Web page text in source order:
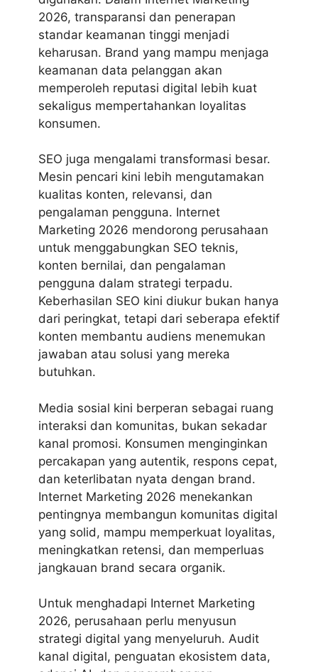
2026, transparansi dan penerapan
standar keamanan tinggi menjadi
keharusan. Brand yang mampu menjaga
keamanan data pelanggan akan
memperoleh reputasi digital lebih kuat
sekaligus mempertahankan loyalitas
konsumen.
SEO juga mengalami transformasi besar.
Mesin pencari kini lebih mengutamakan
kualitas konten, relevansi, dan
pengalaman pengguna. Internet
Marketing 2026 mendorong perusahaan
untuk menggabungkan SEO teknis,
konten bernilai, dan pengalaman
pengguna dalam strategi terpadu.
Keberhasilan SEO kini diukur bukan hanya
dari peringkat, tetapi dari seberapa efektif
konten membantu audiens menemukan
jawaban atau solusi yang mereka
butuhkan.
Media sosial kini berperan sebagai ruang
interaksi dan komunitas, bukan sekadar
kanal promosi. Konsumen menginginkan
percakapan yang autentik, respons cepat,
dan keterlibatan nyata dengan brand.
Internet Marketing 2026 menekankan
pentingnya membangun komunitas digital
yang solid, mampu memperkuat loyalitas,
meningkatkan retensi, dan memperluas
jangkauan brand secara organik.
Untuk menghadapi Internet Marketing
2026, perusahaan perlu menyusun
strategi digital yang menyeluruh. Audit
kanal digital, penguatan ekosistem data,